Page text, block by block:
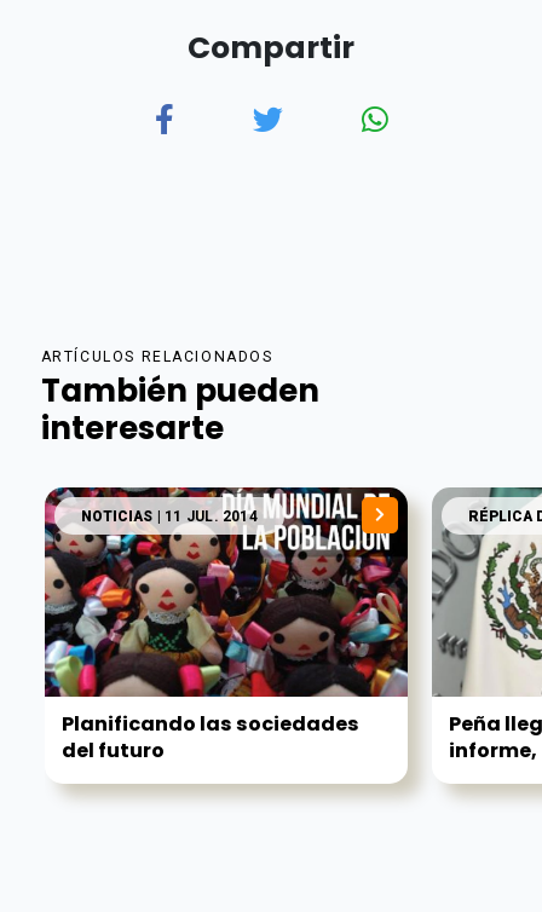
Compartir
ARTÍCULOS RELACIONADOS
También pueden
interesarte
NOTICIAS | 11 JUL. 2014
Planificando las sociedades
del futuro
RÉPLICA
Peña
informe,